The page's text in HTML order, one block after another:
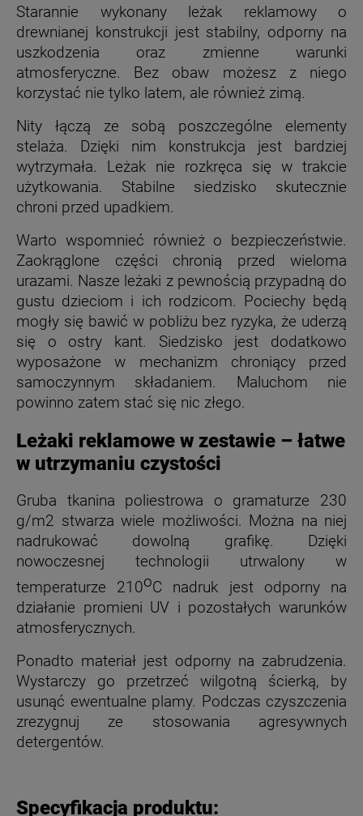
Starannie wykonany leżak reklamowy o
drewnianej konstrukcji jest stabilny, odporny na
uszkodzenia oraz zmienne warunki
atmosferyczne. Bez obaw możesz z niego
korzystać nie tylko latem, ale również zimą.
Nity łączą ze sobą poszczególne elementy
stelaża. Dzięki nim konstrukcja jest bardziej
wytrzymała. Leżak nie rozkręca się w trakcie
użytkowania. Stabilne siedzisko skutecznie
chroni przed upadkiem.
Warto wspomnieć również o bezpieczeństwie.
Zaokrąglone części chronią przed wieloma
urazami. Nasze leżaki z pewnością przypadną do
gustu dzieciom i ich rodzicom. Pociechy będą
mogły się bawić w pobliżu bez ryzyka, że uderzą
się o ostry kant. Siedzisko jest dodatkowo
wyposażone w mechanizm chroniący przed
samoczynnym składaniem. Maluchom nie
powinno zatem stać się nic złego.
Leżaki reklamowe w zestawie – łatwe
w utrzymaniu czystości
Gruba tkanina poliestrowa o gramaturze 230
g/m2 stwarza wiele możliwości. Można na niej
nadrukować dowolną grafikę. Dzięki
nowoczesnej technologii utrwalony w
temperaturze 210oC nadruk jest odporny na
działanie promieni UV i pozostałych warunków
atmosferycznych.
Ponadto materiał jest odporny na zabrudzenia.
Wystarczy go przetrzeć wilgotną ścierką, by
usunąć ewentualne plamy. Podczas czyszczenia
zrezygnuj ze stosowania agresywnych
detergentów.
Specyfikacja produktu: